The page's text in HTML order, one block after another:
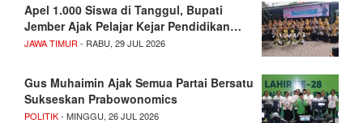
Apel 1.000 Siswa di Tanggul, Bupati
Jember Ajak Pelajar Kejar Pendidikan…
JAWA TIMUR - RABU, 29 JUL 2026
Gus Muhaimin Ajak Semua Partai Bersatu
Sukseskan Prabowonomics
POLITIK- MINGGU, 26 JUL 2026